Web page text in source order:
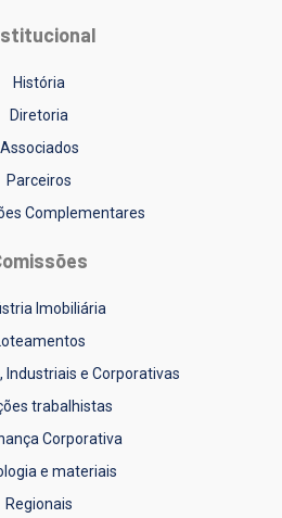
História
Diretoria
Associados
Parceiros
Complementares
Imobiliária
Industriais e Corporativas
trabalhistas
Corporativa
e materiais
Regionais